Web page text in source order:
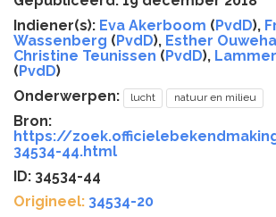
Indiener(s): Eva Akerboom (PvdD),
Wassenberg (PvdD), Esther
Christine Teunissen (PvdD),
(PvdD)
Onderwerpen:
lucht natuur en milieu
Bron:
https://
34534-44.html
ID: 34534-44
Origineel: 34534-20